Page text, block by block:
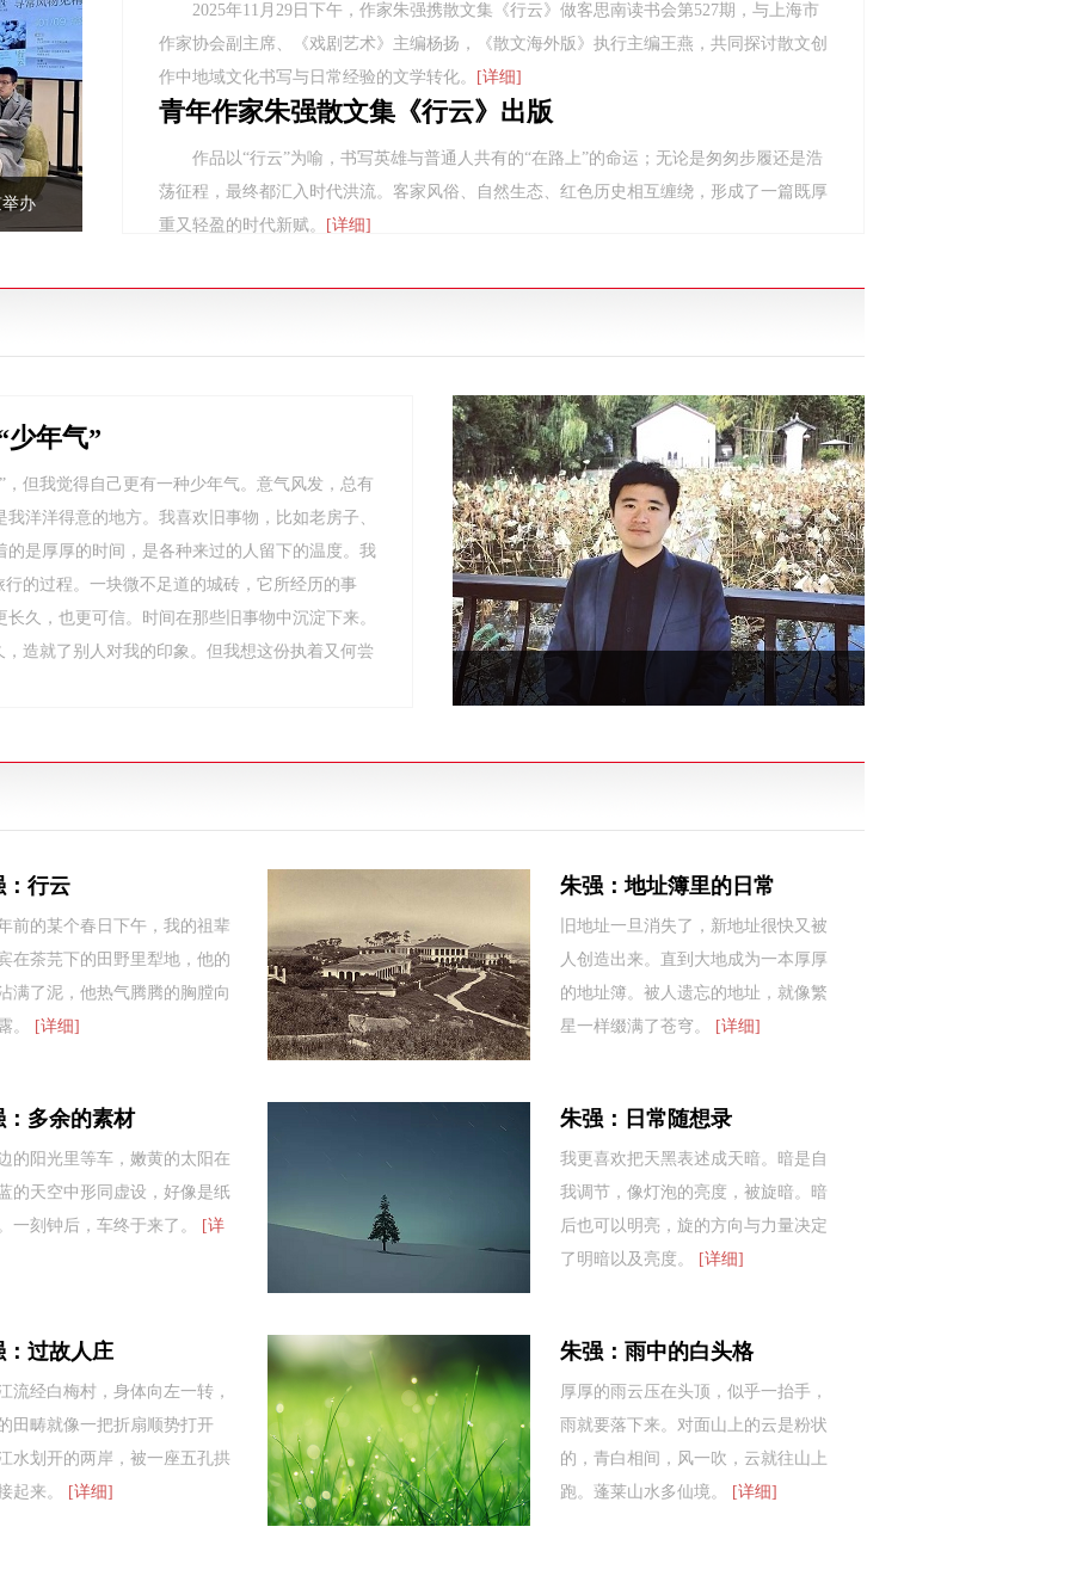
办
2025年11月29日下午，作家朱强携散文集《行云》做客思南读书会第527期，与上海市
作家协会副主席、《戏剧艺术》主编杨扬，《散文海外版》执行主编王燕，共同探讨散文创
作中地域文化书写与日常经验的文学转化。
[详细]
青年作家朱强散文集《行云》出版
作品以“行云”为喻，书写英雄与普通人共有的“在路上”的命运；无论是匆匆步履还是浩
荡征程，最终都汇入时代洪流。客家风俗、自然生态、红色历史相互缠绕，形成了一篇既厚
重又轻盈的时代新赋。
[详细]
少年气”
但我觉得自己更有一种少年气。意气风发，总有
洋洋得意的地方。我喜欢旧事物，比如老房子、
是厚厚的时间，是各种来过的人留下的温度。我
的过程。一块微不足道的城砖，它所经历的事
久，也更可信。时间在那些旧事物中沉淀下来。
造就了别人对我的印象。但我想这份执着又何尝
：行云
前的某个春日下午，我的祖辈
在茶芫下的田野里犁地，他的
满了泥，他热气腾腾的胸膛向
。
[详细]
朱强：地址簿里的日常
旧地址一旦消失了，新地址很快又被
人创造出来。直到大地成为一本厚厚
的地址簿。被人遗忘的地址，就像繁
星一样缀满了苍穹。
[详细]
：多余的素材
的阳光里等车，嫩黄的太阳在
的天空中形同虚设，好像是纸
一刻钟后，车终于来了。
[详
朱强：日常随想录
我更喜欢把天黑表述成天暗。暗是自
我调节，像灯泡的亮度，被旋暗。暗
后也可以明亮，旋的方向与力量决定
了明暗以及亮度。
[详细]
：过故人庄
流经白梅村，身体向左一转，
田畴就像一把折扇顺势打开
水划开的两岸，被一座五孔拱
起来。
[详细]
朱强：雨中的白头格
厚厚的雨云压在头顶，似乎一抬手，
雨就要落下来。对面山上的云是粉状
的，青白相间，风一吹，云就往山上
跑。蓬莱山水多仙境。
[详细]